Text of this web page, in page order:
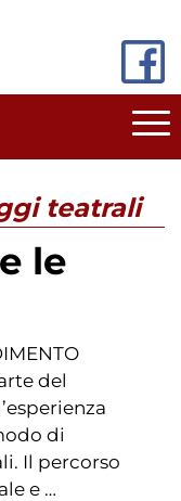
teatrali
le
del
di
Il percorso
e …